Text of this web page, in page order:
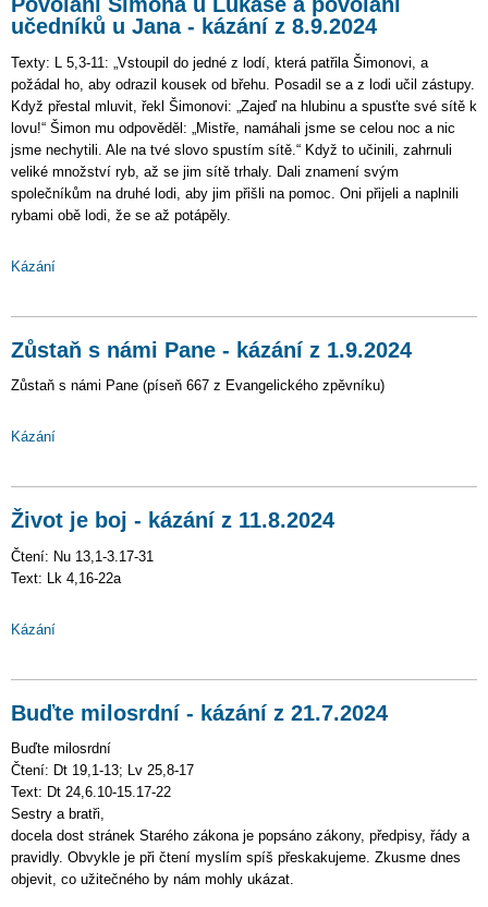
učedníků u Jana - kázání z 8.9.2024
Texty: L 5,3-11: „Vstoupil do jedné z lodí, která patřila Šimonovi, a
požádal ho, aby odrazil kousek od břehu. Posadil se a z lodi učil zástupy.
Když přestal mluvit, řekl Šimonovi: „Zajeď na hlubinu a spusťte své sítě k
lovu!“ Šimon mu odpověděl: „Mistře, namáhali jsme se celou noc a nic
jsme nechytili. Ale na tvé slovo spustím sítě.“ Když to učinili, zahrnuli
veliké množství ryb, až se jim sítě trhaly. Dali znamení svým
společníkům na druhé lodi, aby jim přišli na pomoc. Oni přijeli a naplnili
rybami obě lodi, že se až potápěly.
Kázání
Zůstaň s námi Pane - kázání z 1.9.2024
Zůstaň s námi Pane (píseň 667 z Evangelického zpěvníku)
Kázání
Život je boj - kázání z 11.8.2024
Čtení: Nu 13,1-3.17-31
Text: Lk 4,16-22a
Kázání
Buďte milosrdní - kázání z 21.7.2024
Buďte milosrdní
Čtení: Dt 19,1-13; Lv 25,8-17
Text: Dt 24,6.10-15.17-22
Sestry a bratři,
docela dost stránek Starého zákona je popsáno zákony, předpisy, řády a
pravidly. Obvykle je při čtení myslím spíš přeskakujeme. Zkusme dnes
objevit, co užitečného by nám mohly ukázat.